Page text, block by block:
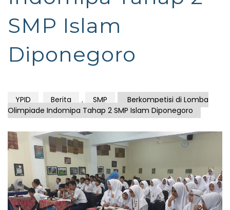
SMP Islam
Diponegoro
YPID Berita , SMP
Berkompetisi di Lomba
Olimpiade Indomipa Tahap 2 SMP Islam Diponegoro